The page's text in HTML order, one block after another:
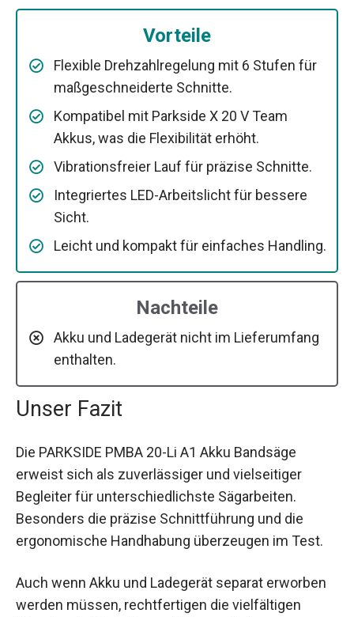
Vorteile
Flexible Drehzahlregelung mit 6 Stufen für
maßgeschneiderte Schnitte.
Kompatibel mit Parkside X 20 V Team
Akkus, was die Flexibilität erhöht.
Vibrationsfreier Lauf für präzise Schnitte.
Integriertes LED-Arbeitslicht für bessere
Sicht.
Leicht und kompakt für einfaches Handling.
Nachteile
Akku und Ladegerät nicht im Lieferumfang
enthalten.
Unser Fazit
Die PARKSIDE PMBA 20-Li A1 Akku Bandsäge
erweist sich als zuverlässiger und vielseitiger
Begleiter für unterschiedlichste Sägarbeiten.
Besonders die präzise Schnittführung und die
ergonomische Handhabung überzeugen im Test.
Auch wenn Akku und Ladegerät separat erworben
werden müssen, rechtfertigen die vielfältigen